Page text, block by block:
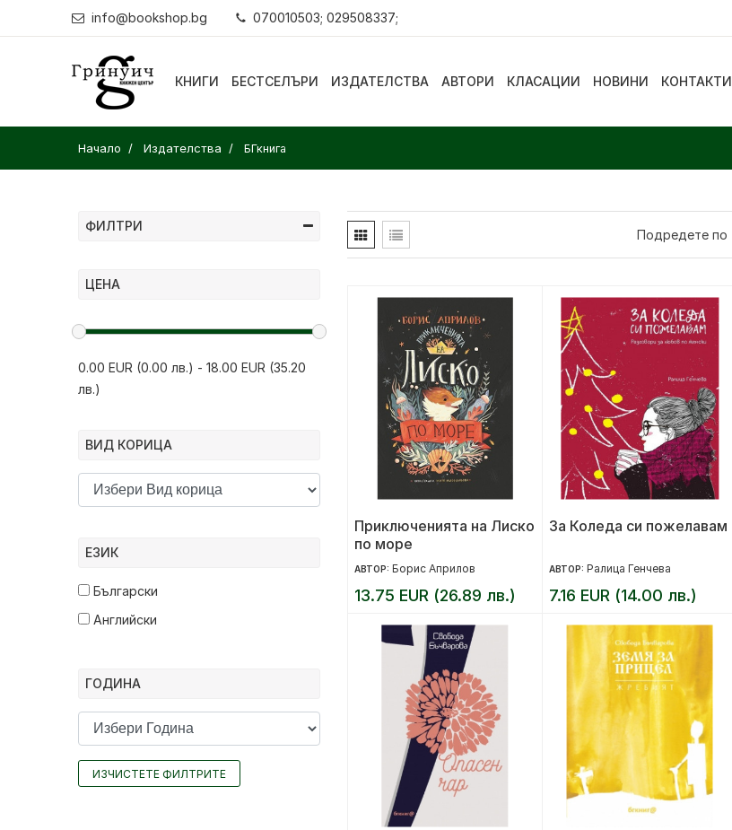
info@bookshop.bg 070010503; 029508337;
КНИГИ БЕСТСЕЛЪРИ ИЗДАТЕЛСТВА АВТОРИ КЛАСАЦИИ НОВИНИ КОНТАКТИ
Начало Издателства БГкнига
ФИЛТРИ
ЦЕНА
0.00 EUR (0.00 лв.) - 18.00 EUR (35.20
лв.)
ВИД КОРИЦА
ЕЗИК
Български
Английски
ГОДИНА
ИЗЧИСТЕТЕ ФИЛТРИТЕ
Подредете по
Приключенията на Лиско
по море
АВТОР: Борис Априлов
13.75 EUR (26.89 лв.)
За Коледа си пожелавам
АВТОР: Ралица Генчева
7.16 EUR (14.00 лв.)